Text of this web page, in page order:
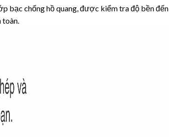
bạc chống hồ quang, được kiểm tra độ bền đến
toàn.